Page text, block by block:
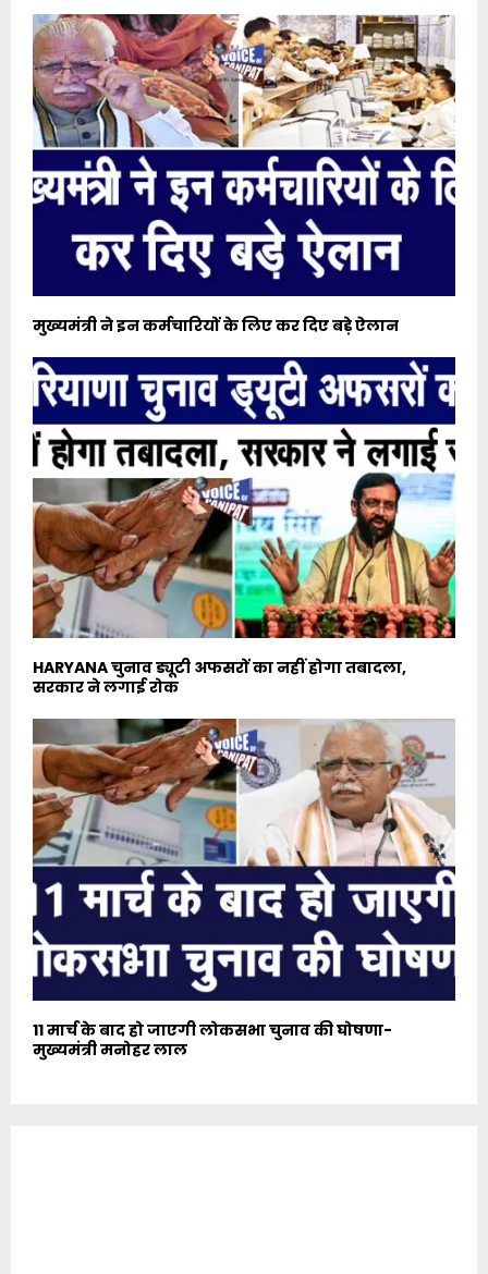
मुख्यमंत्री ने इन कर्मचारियों के लिए कर दिए बड़े ऐलान
HARYANA चुनाव ड्यूटी अफसरों का नहीं होगा तबादला,
सरकार ने लगाई रोक
11 मार्च के बाद हो जाएगी लोकसभा चुनाव की घोषणा-
मुख्यमंत्री मनोहर लाल